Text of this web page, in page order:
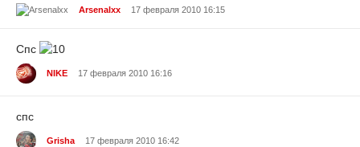
Arsenalxx 17 февраля 2010 16:15
Спс
NIKE 17 февраля 2010 16:16
спс
Grisha 17 февраля 2010 16:42